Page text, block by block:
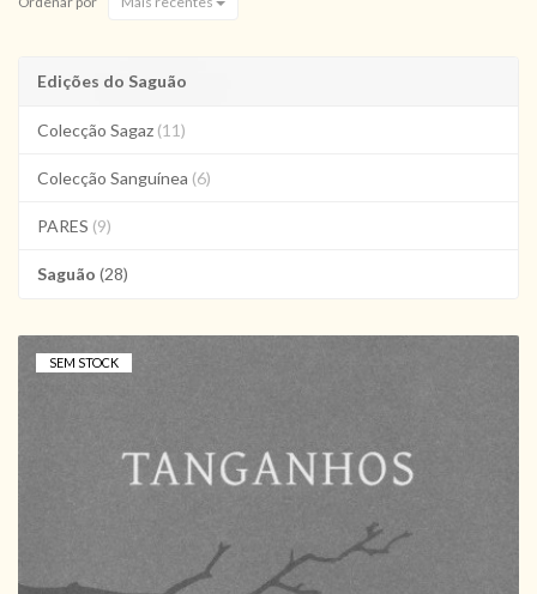
Edições do Saguão
Colecção Sagaz (11)
Colecção Sanguínea (6)
PARES (9)
Saguão (28)
SEM STOCK